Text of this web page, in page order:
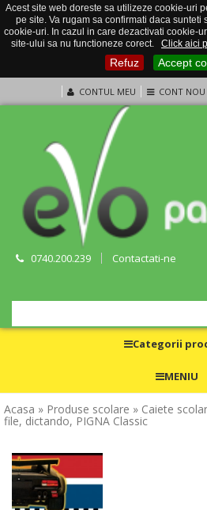
Acest site web doreste sa utilizeze cookie-uri
pe site. Va rugam sa confirmati daca sunteti
cookie-uri. In cazul in care dezactivati cookie-
site-ului sa nu functioneze corect.
Click aici
Refuz Accept
CONTUL MEU CONT NOU
0740.200.239 Contactati-ne
Categorii
MENIU
Acasa » Produse scolare » Caiete
file, dictando, PIGNA Classic